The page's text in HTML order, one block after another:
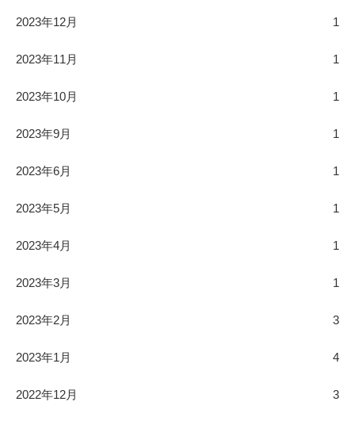
2023年12月 1
2023年11月 1
2023年10月 1
2023年9月 1
2023年6月 1
2023年5月 1
2023年4月 1
2023年3月 1
2023年2月 3
2023年1月 4
2022年12月 3